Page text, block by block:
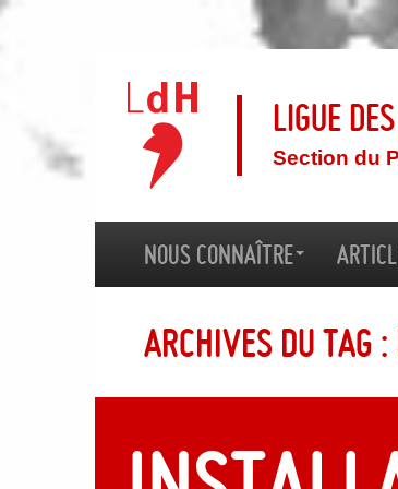
Ligue
Section du
Nous connaître
Archives du tag :